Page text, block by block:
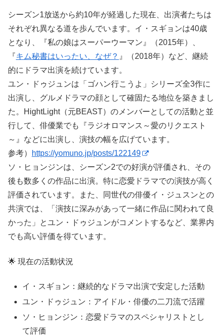
シーズン1放送から約10年が経過した現在、出演者たちは
それぞれ異なる道を歩んでいます。イ・スギョンは40歳
となり、『私の娘はスーパーウーマン』（2015年）、
『キム秘書はいったい、なぜ？ 』（2018年）など、継続
的にドラマ出演を続けています。
ユン・ドゥジュンは「ゴハン行こうよ」シリーズ全3作に
出演し、グルメドラマの顔として確固たる地位を築きまし
た。HightLight（元BEAST）のメンバーとしての活動と並
行して、俳優業でも『ラジオロマンス～愛のリクエスト
～』などに出演し、演技の幅を広げています。
参考）
https://yomuno.jp/posts/122149
ソ・ヒョンジンは、シーズン2での好演が評価され、その
後も数多くの作品に出演。特に恋愛ドラマでの演技が高く
評価されています。また、同世代の俳優イ・ジュスンとの
共演では、「演技に深みがあって一緒に作品に関われて良
かった」とユン・ドゥジュンがコメントするなど、業界内
でも高い評価を得ています。
🌟 現在の活動状況
イ・スギョン：継続的なドラマ出演で安定した活動
ユン・ドゥジュン：アイドル・俳優の二刀流で活躍
ソ・ヒョンジン：恋愛ドラマのスペシャリストとし
て評価